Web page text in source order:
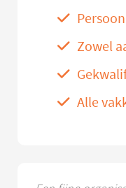
Zowel
Alle